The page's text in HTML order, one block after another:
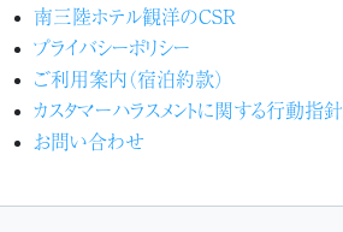
南三陸ホテル観洋のCSR
プライバシーポリシー
ご利用案内（宿泊約款）
カスタマーハラスメントに関する行動指針
お問い合わせ